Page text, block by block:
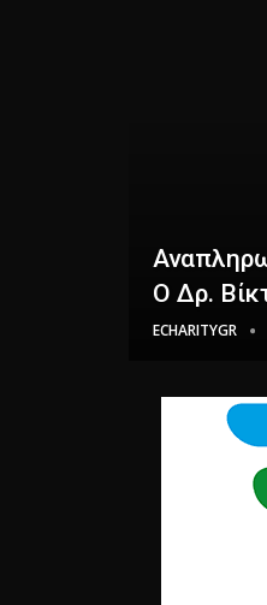
Ο Δρ.
ECHARITYGR